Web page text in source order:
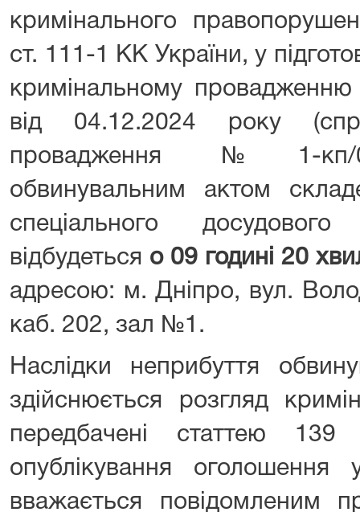
кримінального
ст. 111-1 КК України, у
кримінальному
від 04.12.2024 року
провадження №1-кп/
обвинувальним актом
спеціального
відбудеться о 09 годині 20
адресою: м. Дніпро, вул.
каб. 202, зал №1.
Наслідки неприбуття
здійснюється розгляд
передбачені статтею
опублікування
вважається повідомленим